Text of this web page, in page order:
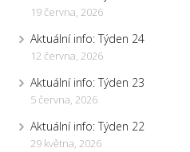
19 června, 2026
Aktuální info: Týden 24
12 června, 2026
Aktuální info: Týden 23
5 června, 2026
Aktuální info: Týden 22
29 května, 2026